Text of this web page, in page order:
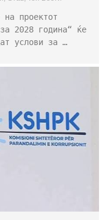
на проектот
2028 година“ ќе
услови за …